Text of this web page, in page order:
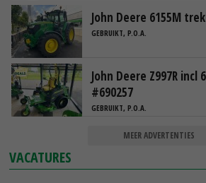
John Deere 6155M
GEBRUIKT, P.O.A.
John Deere Z997R incl
#690257
GEBRUIKT, P.O.A.
MEER ADVERTENTIES
VACATURES